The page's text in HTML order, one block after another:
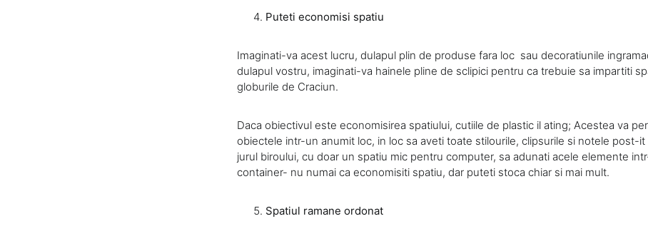
Puteti economisi spatiu
Imaginati-va acest lucru, dulapul plin de produse fara loc sau decoratiunile
dulapul vostru, imaginati-va hainele pline de sclipici pentru ca trebuie sa impartiti
globurile de Craciun.
Daca obiectivul este economisirea spatiului, cutiile de plastic il ating; Acestea va
obiectele intr-un anumit loc, in loc sa aveti toate stilourile, clipsurile si notele post-it
jurul biroului, cu doar un spatiu mic pentru computer, sa adunati acele elemente
container- nu numai ca economisiti spatiu, dar puteti stoca chiar si mai mult.
Spatiul ramane ordonat